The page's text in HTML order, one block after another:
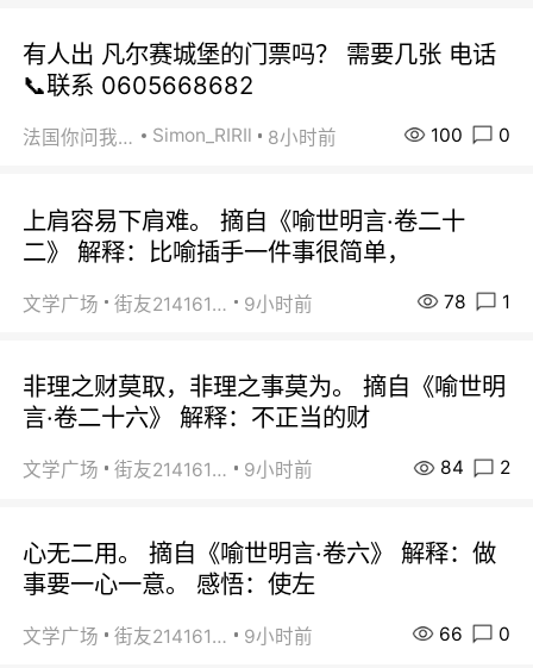
有人出 凡尔赛城堡的门票吗？ 需要几张 电话
📞联系 0605668682
法国你问我答 Simon_RIRIl 8小时前 100 0
上肩容易下肩难。 摘自《喻世明言·卷二十
二》 解释：比喻插手一件事很简单，
文学广场 街友21416156 9小时前 78 1
非理之财莫取，非理之事莫为。 摘自《喻世明
言·卷二十六》 解释：不正当的财
文学广场 街友21416156 9小时前 84 2
心无二用。 摘自《喻世明言·卷六》 解释：做
事要一心一意。 感悟：使左
文学广场 街友21416156 9小时前 66 0